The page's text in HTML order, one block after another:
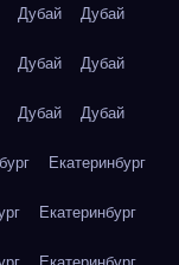
Дубай Дубай
Дубай Дубай
Дубай Дубай
Екатеринбург
Екатеринбург